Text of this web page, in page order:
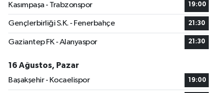
Kasımpaşa - Trabzonspor 19:00
Gençlerbirliği S.K. - Fenerbahçe 21:30
Gaziantep FK - Alanyaspor 21:30
16 Ağustos, Pazar
Başakşehir - Kocaelispor
19:00